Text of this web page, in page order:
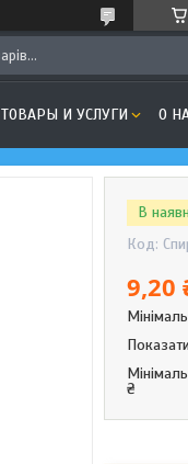
ТОВАРЫ И УСЛУГИ О
В
Код:
9,20
₴